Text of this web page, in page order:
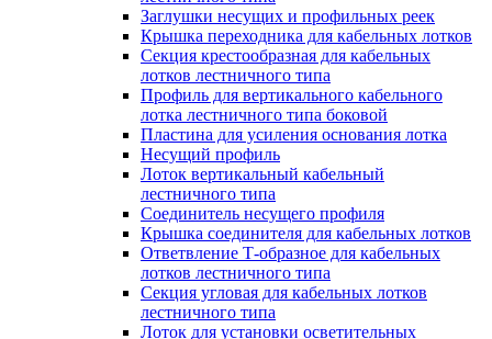
Заглушки несущих и профильных реек
Крышка переходника для кабельных лотков
Секция крестообразная для кабельных
лотков лестничного типа
Профиль для вертикального кабельного
лотка лестничного типа боковой
Пластина для усиления основания лотка
Несущий профиль
Лоток вертикальный кабельный
лестничного типа
Соединитель несущего профиля
Крышка соединителя для кабельных лотков
Ответвление Т-образное для кабельных
лотков лестничного типа
Секция угловая для кабельных лотков
лестничного типа
Лоток для установки осветительных